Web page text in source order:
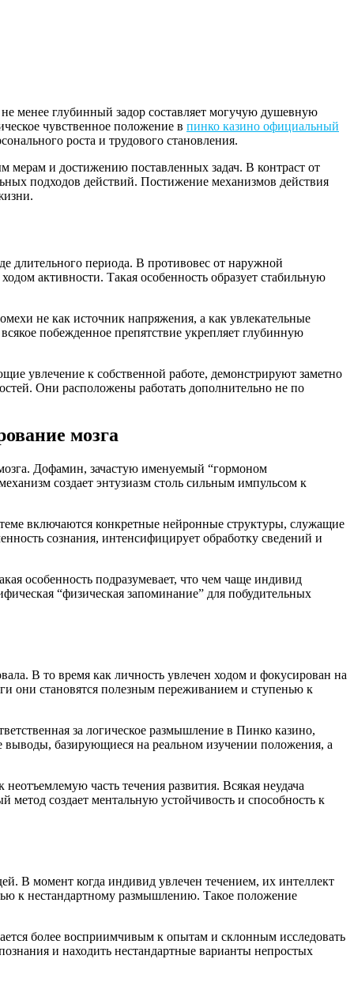
менее глубинный задор составляет могучую душевную
чувственное положение в пинко казино официальный
роста и трудового становления.
мерам и достижению поставленных задач. В контраст от
подходов действий. Постижение механизмов действия
длительного периода. В противовес от наружной
активности. Такая особенность образует стабильную
не как источник напряжения, а как увлекательные
побежденное препятствие укрепляет глубинную
увлечение к собственной работе, демонстрируют заметно
Они расположены работать дополнительно не по
мозга
Дофамин, зачастую именуемый “гормоном
создает энтузиазм столь сильным импульсом к
включаются конкретные нейронные структуры, служащие
сознания, интенсифицирует обработку сведений и
особенность подразумевает, что чем чаще индивид
“физическая запоминание” для побудительных
В то время как личность увлечен ходом и фокусирован на
они становятся полезным переживанием и ступенью к
за логическое размышление в Пинко казино,
выводы, базирующиеся на реальном изучении положения, а
часть течения развития. Всякая неудача
создает ментальную устойчивость и способность к
В момент когда индивид увлечен течением, их интеллект
к нестандартному размышлению. Такое положение
более восприимчивым к опытам и склонным исследовать
и находить нестандартные варианты непростых